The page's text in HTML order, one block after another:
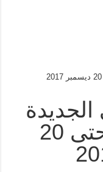
من 7 ديسمبر حتى 20